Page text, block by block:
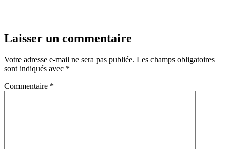
Laisser un commentaire
Votre adresse e-mail ne sera pas publiée. Les champs obligatoires
sont indiqués avec *
Commentaire *